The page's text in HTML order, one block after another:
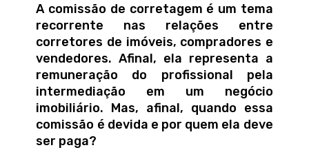
A comissão de corretagem é um tema
recorrente nas relações entre
corretores de imóveis, compradores e
vendedores. Afinal, ela representa a
remuneração do profissional pela
intermediação em um negócio
imobiliário. Mas, afinal, quando essa
comissão é devida e por quem ela deve
ser paga?